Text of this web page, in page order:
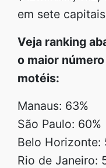
em sete
Veja ranking
o maior
motéis:
Manaus: 63%
São Paulo: 60%
Belo Horizonte:
Rio de Janeiro: